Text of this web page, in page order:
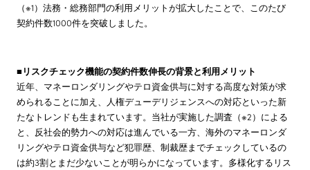
（※1）法務・総務部門の利用メリットが拡大したことで、このたび
契約件数1000件を突破しました。
■リスクチェック機能の契約件数伸長の背景と利用メリット
近年、マネーロンダリングやテロ資金供与に対する高度な対策が求
められることに加え、人権デューデリジェンスへの対応といった新
たなトレンドも生まれています。当社が実施した調査（※2）による
と、反社会的勢力への対応は進んでいる一方、海外のマネーロンダ
リングやテロ資金供与など犯罪歴、制裁歴までチェックしているの
は約3割とまだ少ないことが明らかになっています。多様化するリス